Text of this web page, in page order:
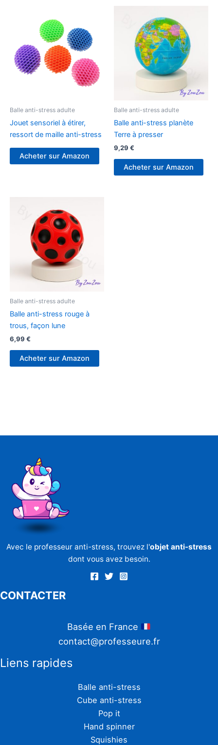
Balle anti-stress adulte
Jouet sensoriel à étirer,
ressort de maille anti-stress
Acheter sur Amazon
Balle anti-stress adulte
Balle anti-stress planète
Terre à presser
9,29 €
Acheter sur Amazon
Balle anti-stress adulte
Balle anti-stress rouge à
trous, façon lune
6,99 €
Acheter sur Amazon
Avec le professeur anti-stress, trouvez l'objet anti-stress
dont vous avez besoin.
CONTACTER
Basée en France
contact@professeure.fr
Liens rapides
Balle anti-stress
Cube anti-stress
Pop it
Hand spinner
Squishies